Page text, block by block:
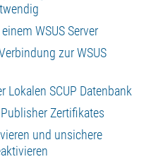
WSUS Server
zur WSUS
Lokalen SCUP Datenbank
Zertifikates
und unsichere